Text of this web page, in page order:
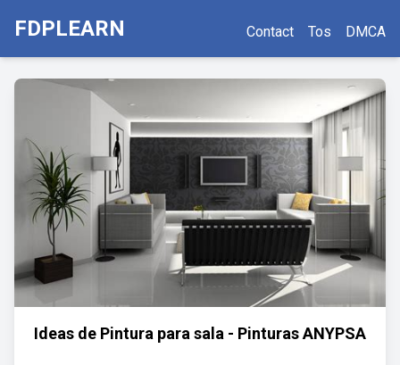
FDPLEARN Contact Tos DMCA
Ideas de Pintura para sala - Pinturas ANYPSA